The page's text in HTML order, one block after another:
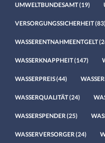
UMWELTBUNDESAMT(19)
VERSORGUNGSSICHERHEIT(83)
WASSERENTNAHMEENTGELT
WASSERKNAPPHEIT(147)
WASSERPREIS(44)
WASSERQUALITÄT(24)
WASSERSPENDER (25)
WASSERVERSORGER (24)